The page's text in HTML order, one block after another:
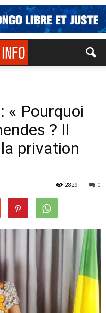
« Pourquoi
? Il
privation
0
2829